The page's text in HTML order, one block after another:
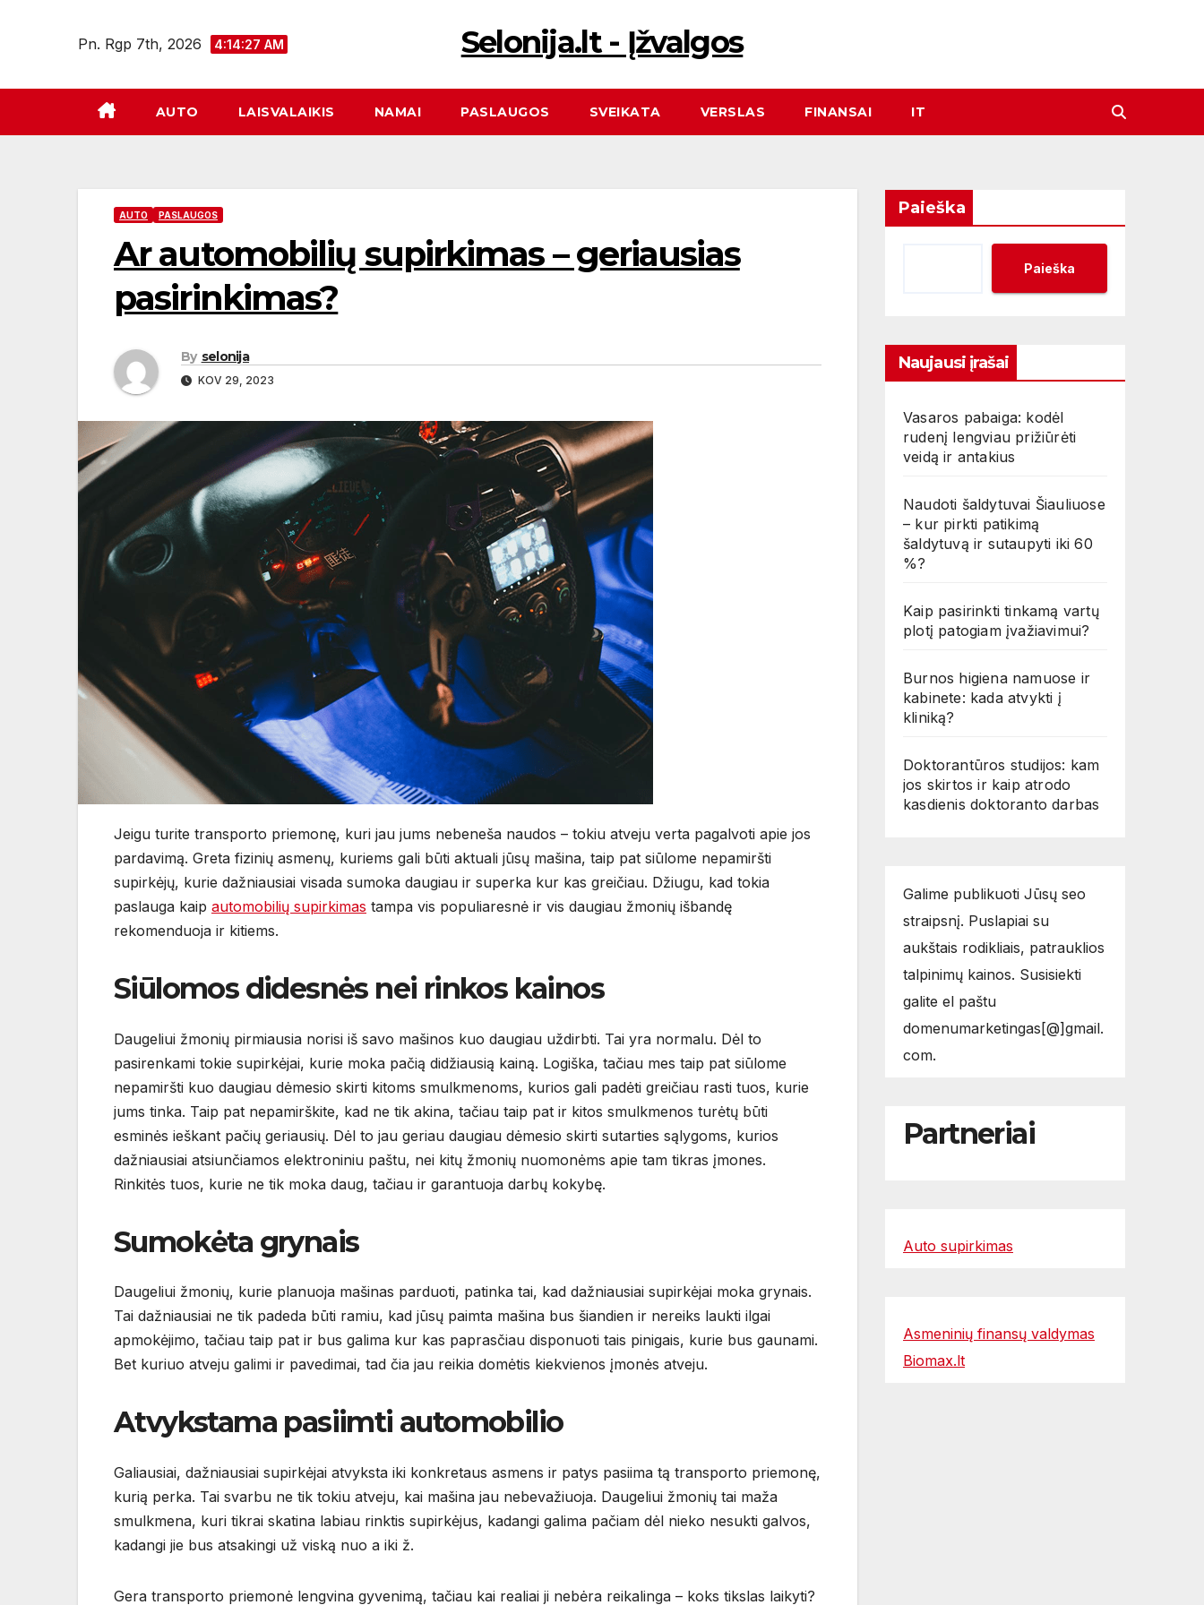
Pn. Rgp 7th, 2026 4:14:28 AM Selonija.lt - Įžvalgos
AUTO LAISVALAIKIS NAMAI PASLAUGOS SVEIKATA VERSLAS FINANSAI IT
AUTO PASLAUGOS
Ar automobilių supirkimas – geriausias
pasirinkimas?
By selonija
KOV 29, 2023
Jeigu turite transporto priemonę, kuri jau jums nebeneša naudos – tokiu atveju verta pagalvoti apie jos
pardavimą. Greta fizinių asmenų, kuriems gali būti aktuali jūsų mašina, taip pat siūlome nepamiršti
supirkėjų, kurie dažniausiai visada sumoka daugiau ir superka kur kas greičiau. Džiugu, kad tokia
paslauga kaip automobilių supirkimas tampa vis populiaresnė ir vis daugiau žmonių išbandę
rekomenduoja ir kitiems.
Siūlomos didesnės nei rinkos kainos
Daugeliui žmonių pirmiausia norisi iš savo mašinos kuo daugiau uždirbti. Tai yra normalu. Dėl to
pasirenkami tokie supirkėjai, kurie moka pačią didžiausią kainą. Logiška, tačiau mes taip pat siūlome
nepamiršti kuo daugiau dėmesio skirti kitoms smulkmenoms, kurios gali padėti greičiau rasti tuos, kurie
jums tinka. Taip pat nepamirškite, kad ne tik akina, tačiau taip pat ir kitos smulkmenos turėtų būti
esminės ieškant pačių geriausių. Dėl to jau geriau daugiau dėmesio skirti sutarties sąlygoms, kurios
dažniausiai atsiunčiamos elektroniniu paštu, nei kitų žmonių nuomonėms apie tam tikras įmones.
Rinkitės tuos, kurie ne tik moka daug, tačiau ir garantuoja darbų kokybę.
Sumokėta grynais
Daugeliui žmonių, kurie planuoja mašinas parduoti, patinka tai, kad dažniausiai supirkėjai moka grynais.
Tai dažniausiai ne tik padeda būti ramiu, kad jūsų paimta mašina bus šiandien ir nereiks laukti ilgai
apmokėjimo, tačiau taip pat ir bus galima kur kas paprasčiau disponuoti tais pinigais, kurie bus gaunami.
Bet kuriuo atveju galimi ir pavedimai, tad čia jau reikia domėtis kiekvienos įmonės atveju.
Atvykstama pasiimti automobilio
Galiausiai, dažniausiai supirkėjai atvyksta iki konkretaus asmens ir patys pasiima tą transporto priemonę,
kurią perka. Tai svarbu ne tik tokiu atveju, kai mašina jau nebevažiuoja. Daugeliui žmonių tai maža
smulkmena, kuri tikrai skatina labiau rinktis supirkėjus, kadangi galima pačiam dėl nieko nesukti galvos,
kadangi jie bus atsakingi už viską nuo a iki ž.
Gera transporto priemonė lengvina gyvenimą, tačiau kai realiai ji nebėra reikalinga – koks tikslas laikyti?
Paieška
Paieška
Naujausi įrašai
Vasaros pabaiga: kodėl
rudenį lengviau prižiūrėti
veidą ir antakius
Naudoti šaldytuvai Šiauliuose
– kur pirkti patikimą
šaldytuvą ir sutaupyti iki 60
%?
Kaip pasirinkti tinkamą vartų
plotį patogiam įvažiavimui?
Burnos higiena namuose ir
kabinete: kada atvykti į
kliniką?
Doktorantūros studijos: kam
jos skirtos ir kaip atrodo
kasdienis doktoranto darbas
Galime publikuoti Jūsų seo
straipsnį. Puslapiai su
aukštais rodikliais, patrauklios
talpinimų kainos. Susisiekti
galite el paštu
domenumarketingas[@]gmail.
com.
Partneriai
Auto supirkimas
Asmeninių finansų valdymas
Biomax.lt